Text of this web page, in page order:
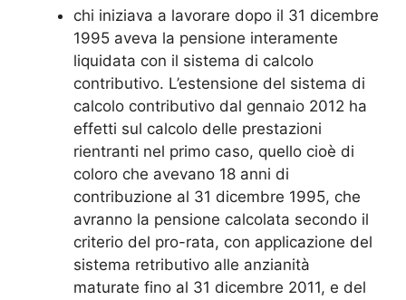
chi iniziava a lavorare dopo il 31 dicembre
1995 aveva la pensione interamente
liquidata con il sistema di calcolo
contributivo. L’estensione del sistema di
calcolo contributivo dal gennaio 2012 ha
effetti sul calcolo delle prestazioni
rientranti nel primo caso, quello cioè di
coloro che avevano 18 anni di
contribuzione al 31 dicembre 1995, che
avranno la pensione calcolata secondo il
criterio del pro-rata, con applicazione del
sistema retributivo alle anzianità
maturate fino al 31 dicembre 2011, e del